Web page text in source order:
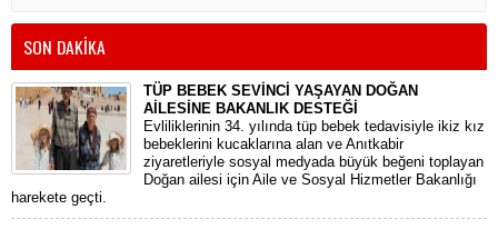
SON DAKİKA
TÜP BEBEK SEVİNCİ YAŞAYAN DOĞAN
AİLESİNE BAKANLIK DESTEĞİ
​Evliliklerinin 34. yılında tüp bebek tedavisiyle ikiz kız
bebeklerini kucaklarına alan ve Anıtkabir
ziyaretleriyle sosyal medyada büyük beğeni toplayan
Doğan ailesi için Aile ve Sosyal Hizmetler Bakanlığı
harekete geçti.